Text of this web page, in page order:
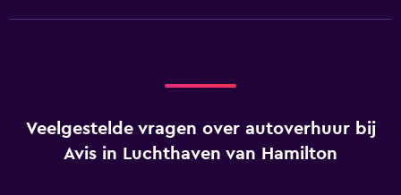
Veelgestelde vragen over autoverhuur bij
Avis in Luchthaven van Hamilton